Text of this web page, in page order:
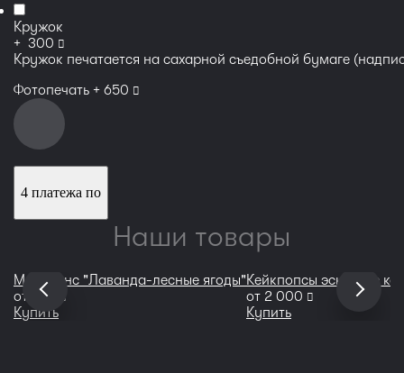
Кружок
+ 300 руб
Кружок печатается на сахарной съедобной бумаге
Фотопечать + 650 руб
4 платежа по
Наши товары
Макаронс "Лаванда-лесные ягоды"
от
750
руб
Купить
Кейкпопсы эскимо с
от 2 000 руб
Купить